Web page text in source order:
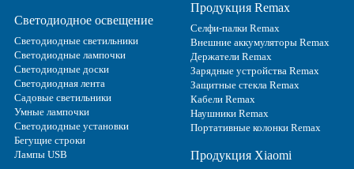
Светодиодное освещение
Светодиодные светильники
Светодиодные лампочки
Светодиодные доски
Светодиодная лента
Садовые светильники
Умные лампочки
Светодиодные установки
Бегущие строки
Лампы USB
Продукция Remax
Селфи-палки Remax
Внешние аккумуляторы Remax
Держатели Remax
Зарядные устройства Remax
Защитные стекла Remax
Кабели Remax
Наушники Remax
Портативные колонки Remax
Продукция Xiaomi